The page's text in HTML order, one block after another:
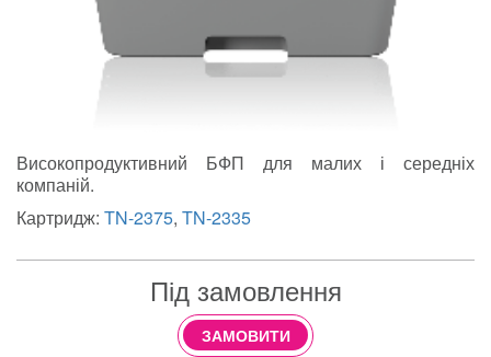
Високопродуктивний БФП для малих і середніх
компаній.
Картридж: TN-2375, TN-2335
Під замовлення
ЗАМОВИТИ